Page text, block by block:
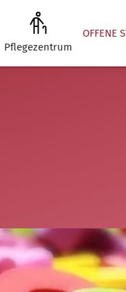
OFFENE
Pflegezentrum